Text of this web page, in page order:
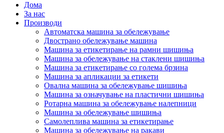
Дома
За нас
Производи
Автоматска машина за обележување
Двострано обележување машина
Машина за етикетирање на рамни шишиња
Машина за обележување на стаклени шишиња
Машина за етикетирање со голема брзина
Машина за апликации за етикети
Овална машина за обележување шишиња
Машина за означување на пластични шишиња
Ротарна машина за обележување налепници
Машина за обележување шишиња
Самолеплива машина за етикетирање
Машина за обележување на ракави